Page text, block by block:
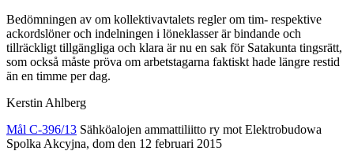
Bedömningen av om kollektivavtalets regler om tim- respektive
ackordslöner och indelningen i löneklasser är bindande och
tillräckligt tillgängliga och klara är nu en sak för Satakunta tingsrätt,
som också måste pröva om arbetstagarna faktiskt hade längre restid
än en timme per dag.
Kerstin Ahlberg
Mål C-396/13 Sähköalojen ammattiliitto ry mot Elektrobudowa
Spolka Akcyjna, dom den 12 februari 2015